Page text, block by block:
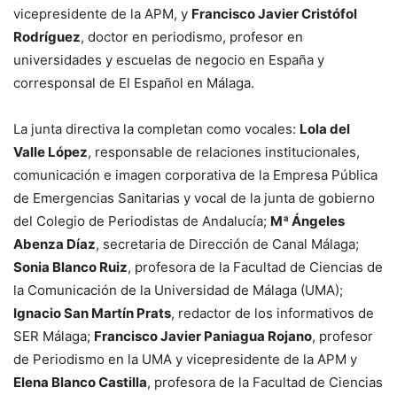
vicepresidente de la APM, y Francisco Javier Cristófol
Rodríguez, doctor en periodismo, profesor en
universidades y escuelas de negocio en España y
corresponsal de El Español en Málaga.
La junta directiva la completan como vocales: Lola del
Valle López, responsable de relaciones institucionales,
comunicación e imagen corporativa de la Empresa Pública
de Emergencias Sanitarias y vocal de la junta de gobierno
del Colegio de Periodistas de Andalucía; Mª Ángeles
Abenza Díaz, secretaria de Dirección de Canal Málaga;
Sonia Blanco Ruiz, profesora de la Facultad de Ciencias de
la Comunicación de la Universidad de Málaga (UMA);
Ignacio San Martín Prats, redactor de los informativos de
SER Málaga; Francisco Javier Paniagua Rojano, profesor
de Periodismo en la UMA y vicepresidente de la APM y
Elena Blanco Castilla, profesora de la Facultad de Ciencias